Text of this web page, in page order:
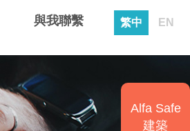
與我聯繫 繁中 EN
Alfa Safe
建築